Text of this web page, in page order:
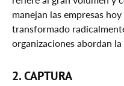
manejan las empresas
transformado
organizaciones abordan
2. CAPTURA